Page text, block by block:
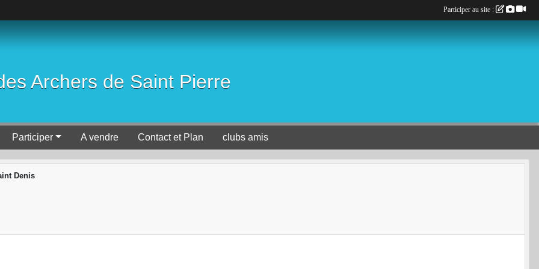
Archers de Saint Pierre
Participer A vendre Contact et Plan clubs amis
Denis
Participer au site :